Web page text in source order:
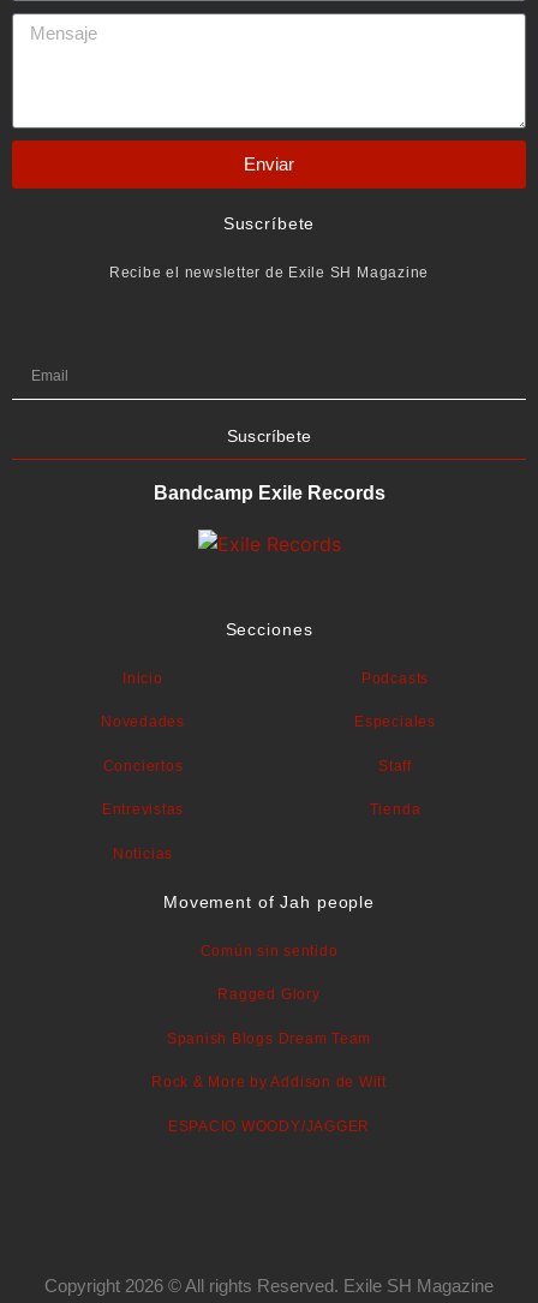
Enviar
Suscríbete
Recibe el newsletter de Exile SH Magazine
Suscríbete
Bandcamp Exile Records
Secciones
Inicio
Novedades
Conciertos
Entrevistas
Noticias
Podcasts
Especiales
Staff
Tienda
Movement of Jah people
Común sin sentido
Ragged Glory
Spanish Blogs Dream Team
Rock & More by Addison de Witt
ESPACIO WOODY/JAGGER
Copyright 2026 © All rights Reserved. Exile SH Magazine